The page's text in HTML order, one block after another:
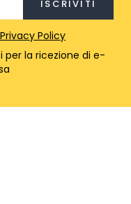
Privacy Policy
per la ricezione di e-